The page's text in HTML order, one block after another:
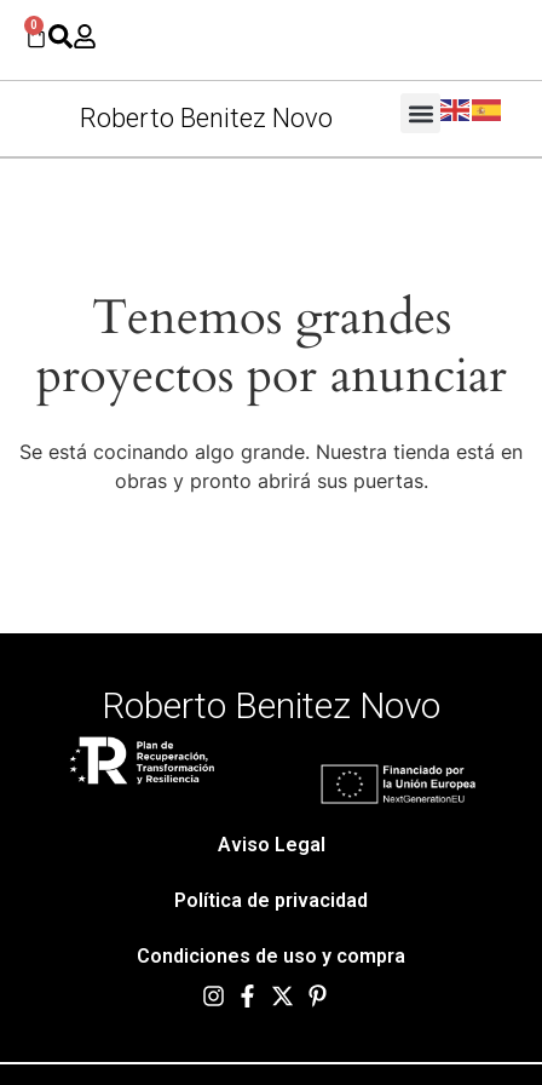
0
Roberto Benitez Novo
Tenemos grandes
proyectos por anunciar
Se está cocinando algo grande. Nuestra tienda está en
obras y pronto abrirá sus puertas.
Roberto Benitez Novo
Aviso Legal
Política de privacidad
Condiciones de uso y compra